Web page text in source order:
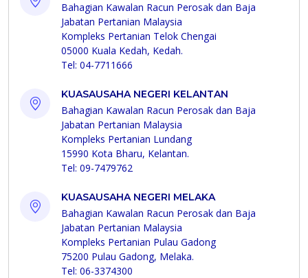
Bahagian Kawalan Racun Perosak dan Baja
Jabatan Pertanian Malaysia
Kompleks Pertanian Telok Chengai
05000 Kuala Kedah, Kedah.
Tel: 04-7711666
KUASAUSAHA NEGERI KELANTAN
Bahagian Kawalan Racun Perosak dan Baja
Jabatan Pertanian Malaysia
Kompleks Pertanian Lundang
15990 Kota Bharu, Kelantan.
Tel: 09-7479762
KUASAUSAHA NEGERI MELAKA
Bahagian Kawalan Racun Perosak dan Baja
Jabatan Pertanian Malaysia
Kompleks Pertanian Pulau Gadong
75200 Pulau Gadong, Melaka.
Tel: 06-3374300